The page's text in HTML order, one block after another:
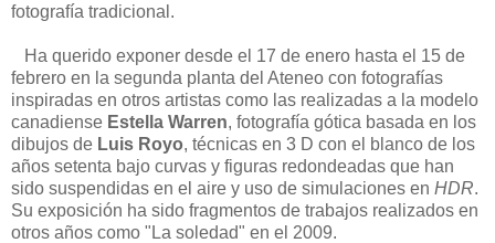
fotografía tradicional.
Ha querido exponer desde el 17 de enero hasta el 15 de
febrero en la segunda planta del Ateneo con fotografías
inspiradas en otros artistas como las realizadas a la modelo
canadiense Estella Warren, fotografía gótica basada en los
dibujos de Luis Royo, técnicas en 3 D con el blanco de los
años setenta bajo curvas y figuras redondeadas que han
sido suspendidas en el aire y uso de simulaciones en HDR.
Su exposición ha sido fragmentos de trabajos realizados en
otros años como "La soledad" en el 2009.